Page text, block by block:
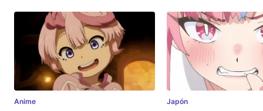
Anime Japón